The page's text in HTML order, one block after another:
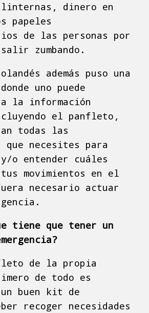
dinero en
papeles
de las personas por
zumbando.
además puso una
donde uno puede
la información
el panfleto,
todas las
necesites para
entender cuáles
movimientos en el
necesario actuar
tiene que tener un
de la propia
de todo es
buen kit de
recoger necesidades